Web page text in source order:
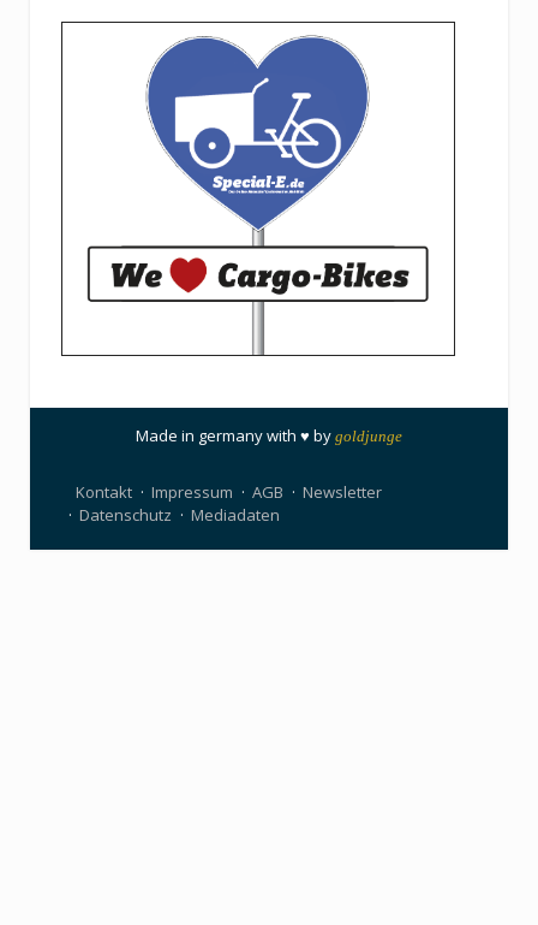
Made in germany with ♥ by goldjunge
Kontakt Impressum AGB
Newsletter
Datenschutz
Mediadaten